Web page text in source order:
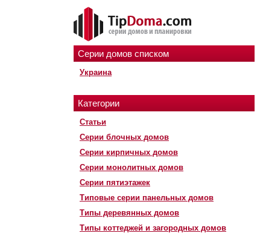
Серии домов списком
Украина
Категории
Статьи
Серии блочных домов
Серии кирпичных домов
Серии монолитных домов
Серии пятиэтажек
Типовые серии панельных домов
Типы деревянных домов
Типы коттеджей и загородных домов